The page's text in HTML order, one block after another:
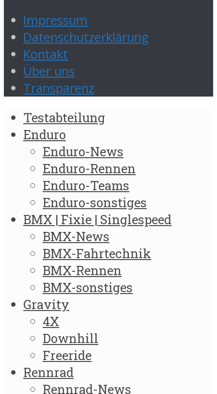
Impressum
Datenschutzerklärung
Kontakt
Über uns
Transparenz
Testabteilung
Enduro
Enduro-News
Enduro-Rennen
Enduro-Teams
Enduro-sonstiges
BMX | Fixie | Singlespeed
BMX-News
BMX-Fahrtechnik
BMX-Rennen
BMX-sonstiges
Gravity
4X
Downhill
Freeride
Rennrad
Rennrad-News